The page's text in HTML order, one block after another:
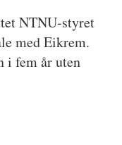
NTNU-styret
med Eikrem.
i fem år uten